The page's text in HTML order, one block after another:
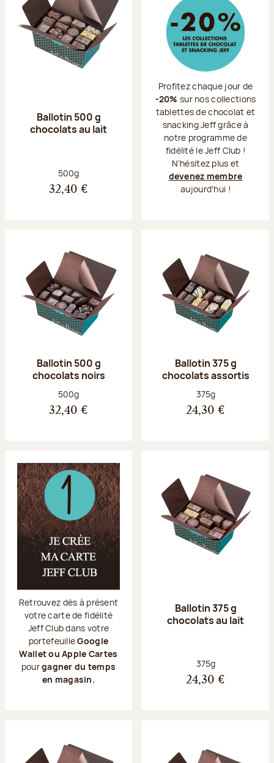
Ballotin 500 g
chocolats au lait
Poids net :
500g
32,40 €
Profitez chaque jour de
-20% sur nos collections
tablettes de chocolat et
snacking Jeff grâce à
notre programme de
fidélité le Jeff Club !
N'hésitez plus et
devenez membre
aujourd'hui !
Ballotin 500 g
chocolats noirs
Poids net :
500g
32,40 €
Ballotin 375 g
chocolats assortis
Poids net :
375g
24,30 €
Retrouvez dès à présent
votre carte de fidélité
Jeff Club dans votre
portefeuilleGoogle
Wallet ou Apple Cartes
pourgagner du temps
en magasin.
Ballotin 375 g
chocolats au lait
Poids net :
375g
24,30 €